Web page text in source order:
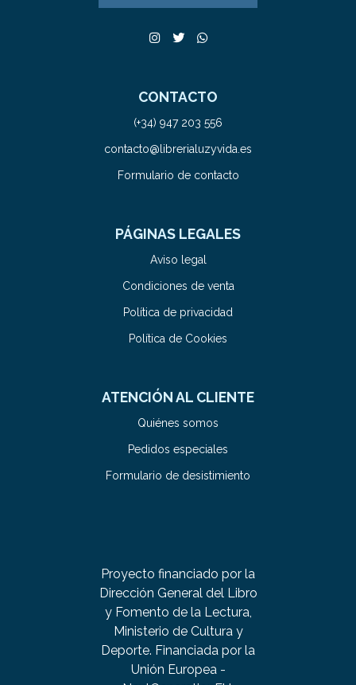
CONTACTO
(+34) 947 203 556
contacto@librerialuzyvida.es
Formulario de contacto
PÁGINAS LEGALES
Aviso legal
Condiciones de venta
Política de privacidad
Política de Cookies
ATENCIÓN AL CLIENTE
Quiénes somos
Pedidos especiales
Formulario de desistimiento
Proyecto financiado por la
Dirección General del Libro
y Fomento de la Lectura,
Ministerio de Cultura y
Deporte. Financiada por la
Unión Europea -